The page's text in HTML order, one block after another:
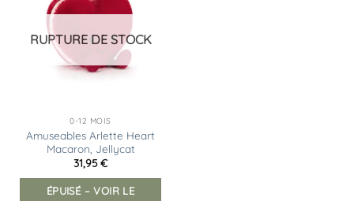
RUPTURE DE STOCK
0-12 MOIS
Amuseables Arlette Heart
Macaron, Jellycat
31,95€
ÉPUISÉ – VOIR LE